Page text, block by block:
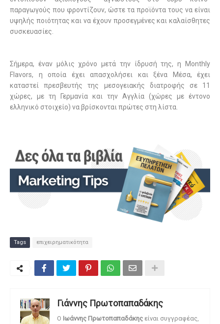
παραγωγούς που φροντίζουν, ώστε τα προϊόντα τους να είναι
υψηλής ποιότητας και να έχουν προσεγμένες και καλαίσθητες
συσκευασίες.
Σήμερα, έναν μόλις χρόνο μετά την ίδρυσή της, η Monthly
Flavors, η οποία έχει απασχολήσει και ξένα Μέσα, έχει
καταστεί πρεσβευτής της μεσογειακής διατροφής σε 11
χώρες, με τη Γερμανία και την Αγγλία (χώρες με έντονο
ελληνικό στοιχείο) να βρίσκονται πρώτες στη λίστα.
Tags επιχειρηματικότητα
Γιάννης Πρωτοπαπαδάκης
O Ιωάννης Πρωτοπαπαδάκης είναι συγγραφέας,